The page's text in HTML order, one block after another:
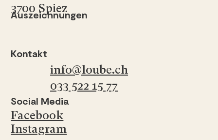
info@loube.ch
033 522 15 77
Kontakt
Facebook
Instagram
Social Media
Auszeichnungen
3700 Spiez